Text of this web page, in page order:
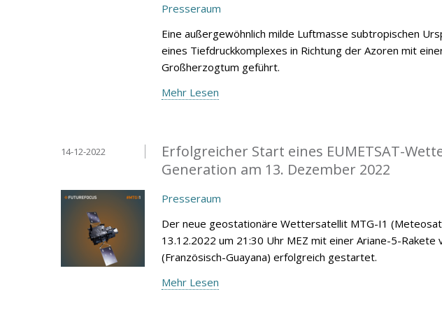
Presseraum
Eine außergewöhnlich milde Luftmasse subtropischen
eines Tiefdruckkomplexes in Richtung der Azoren mit
Großherzogtum geführt.
Mehr Lesen
Erfolgreicher Start eines EUMETSAT-
Generation am 13. Dezember 2022
14-12-2022
Presseraum
Der neue geostationäre Wettersatellit MTG-I1
13.12.2022 um 21:30 Uhr MEZ mit einer Ariane-5-Rakete
(Französisch-Guayana) erfolgreich gestartet.
Mehr Lesen